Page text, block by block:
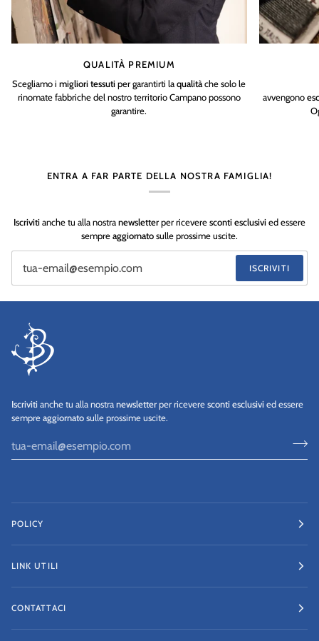
QUALITÀ PREMIUM
Scegliamo imigliori tessutiper garantirti laqualitàche solo le
rinomate fabbriche del nostro territorio Campano possono
garantire.
avvengono
ENTRA A FAR PARTE DELLA NOSTRA FAMIGLIA!
Iscrivitianche tu alla nostranewsletterper riceveresconti esclusivied essere
sempreaggiornatosulle prossime uscite.
ISCRIVITI
Iscrivitianche tu alla nostranewsletterper riceveresconti esclusivied essere
sempreaggiornatosulle prossime uscite.
POLICY
LINK UTILI
CONTATTACI